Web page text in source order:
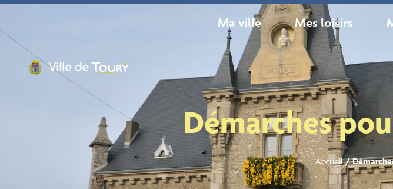
Ma ville Mes loisirs
Démarches
Accueil/